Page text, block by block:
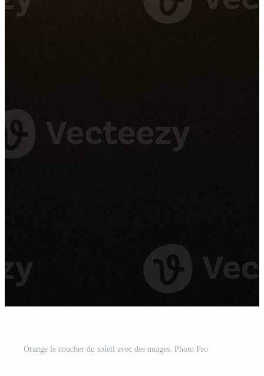
Orange le coucher du soleil avec des nuages. Photo Pro